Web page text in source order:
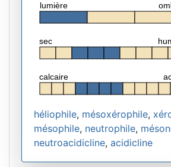
lumière
sec
calcaire
héliophile, mésoxérophile,
mésophile, neutrophile,
neutroacidicline, acidicline